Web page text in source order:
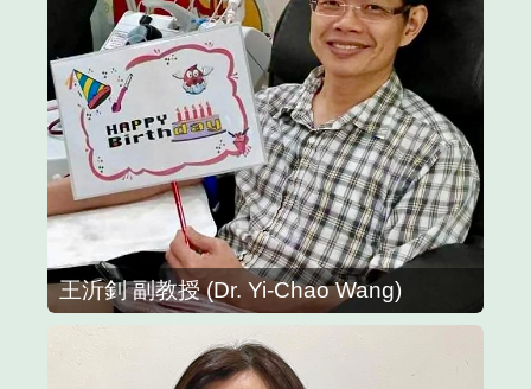
王沂釗 副教授 (Dr. Yi-Chao Wang)